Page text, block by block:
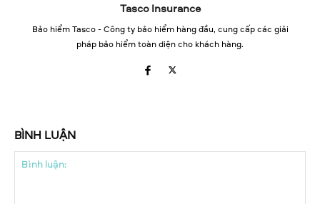
Tasco Insurance
Bảo hiểm Tasco - Công ty bảo hiểm hàng đầu, cung cấp các giải
pháp bảo hiểm toàn diện cho khách hàng.
BÌNH LUẬN